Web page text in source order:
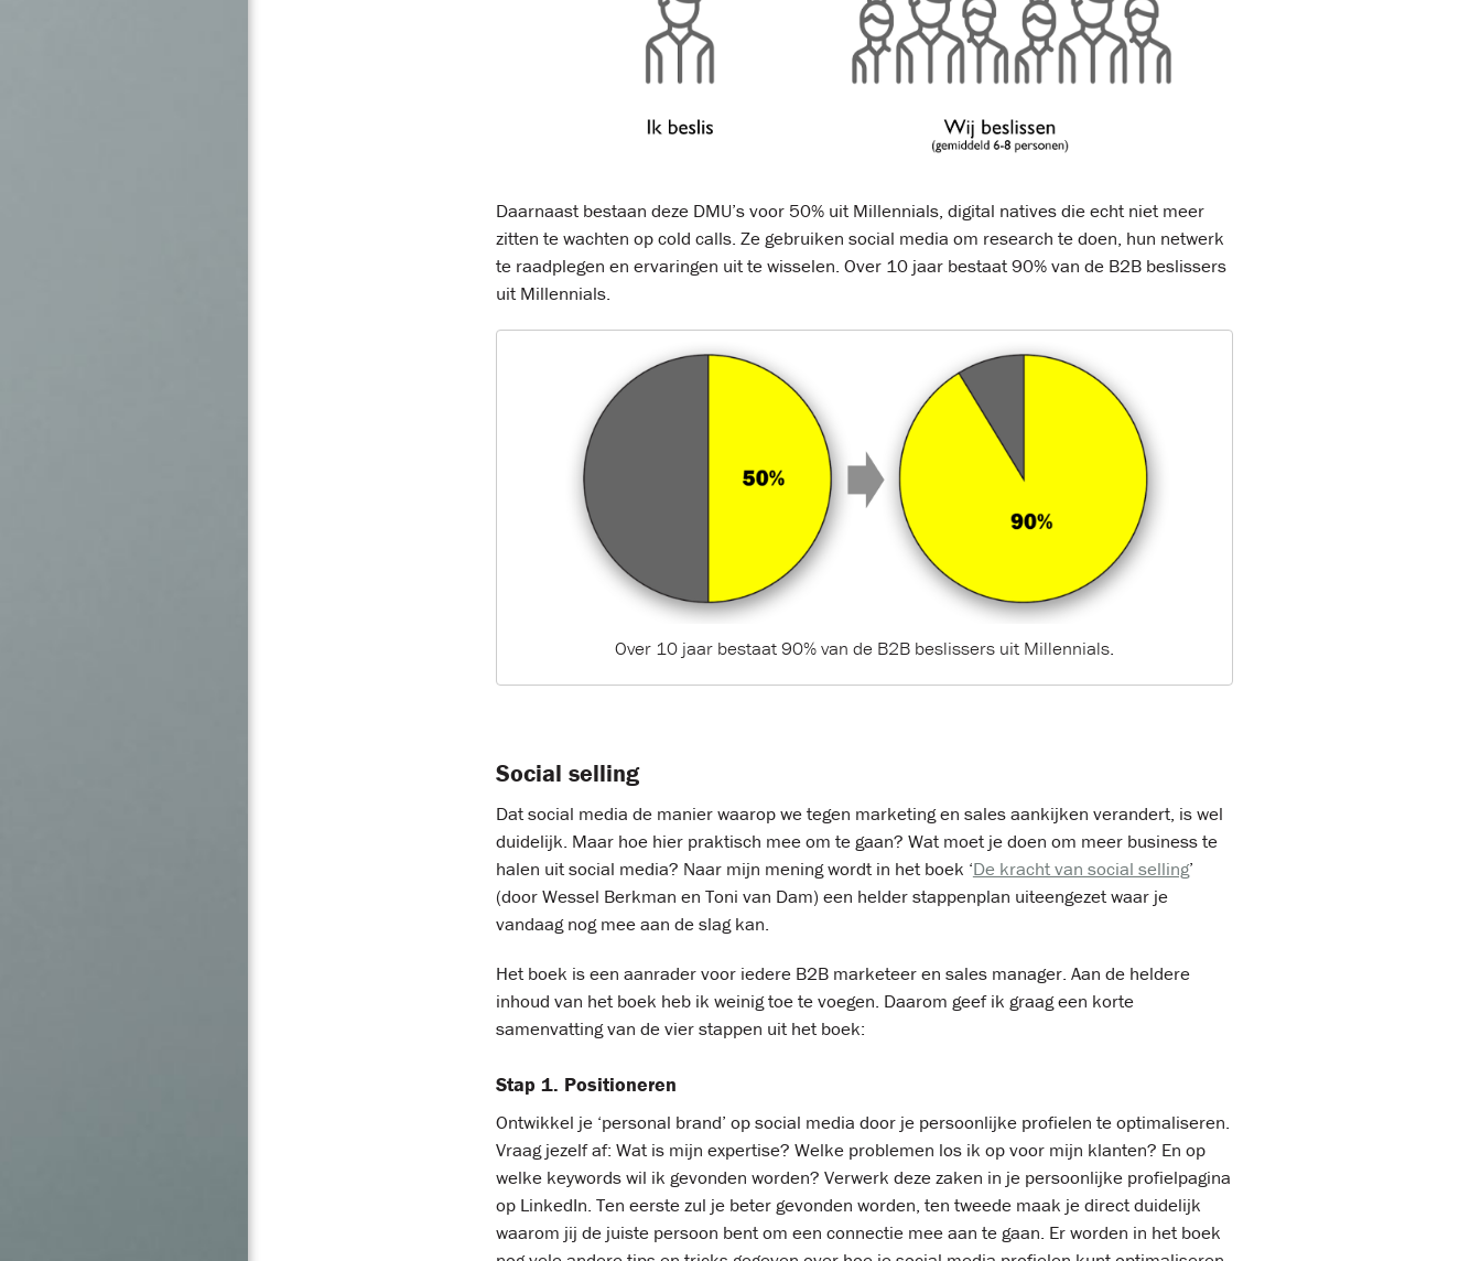
Daarnaast bestaan deze DMU’s voor 50% uit Millennials, digital natives die echt niet meer
zitten te wachten op cold calls. Ze gebruiken social media om research te doen, hun netwerk
te raadplegen en ervaringen uit te wisselen. Over 10 jaar bestaat 90% van de B2B beslissers
uit Millennials.
Over 10 jaar bestaat 90% van de B2B beslissers uit Millennials.
Social selling
Dat social media de manier waarop we tegen marketing en sales aankijken verandert, is wel
duidelijk. Maar hoe hier praktisch mee om te gaan? Wat moet je doen om meer business te
halen uit social media? Naar mijn mening wordt in het boek ‘De kracht van social selling’
(door Wessel Berkman en Toni van Dam) een helder stappenplan uiteengezet waar je
vandaag nog mee aan de slag kan.
Het boek is een aanrader voor iedere B2B marketeer en sales manager. Aan de heldere
inhoud van het boek heb ik weinig toe te voegen. Daarom geef ik graag een korte
samenvatting van de vier stappen uit het boek:
Stap 1. Positioneren
Ontwikkel je ‘personal brand’ op social media door je persoonlijke profielen te optimaliseren.
Vraag jezelf af: Wat is mijn expertise? Welke problemen los ik op voor mijn klanten? En op
welke keywords wil ik gevonden worden? Verwerk deze zaken in je persoonlijke profielpagina
op LinkedIn. Ten eerste zul je beter gevonden worden, ten tweede maak je direct duidelijk
waarom jij de juiste persoon bent om een connectie mee aan te gaan. Er worden in het boek